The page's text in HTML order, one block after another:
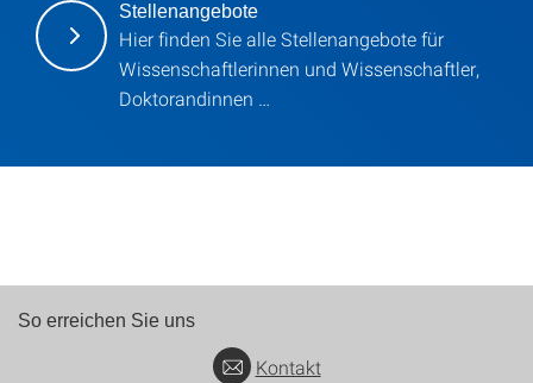
Stellenangebote
Hier finden Sie alle Stellenangebote für
Wissenschaftlerinnen und Wissenschaftler,
Doktorandinnen …
So erreichen Sie uns
Kontakt